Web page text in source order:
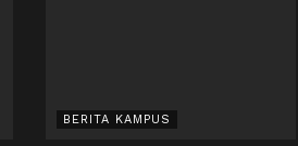
BERITA KAMPUS